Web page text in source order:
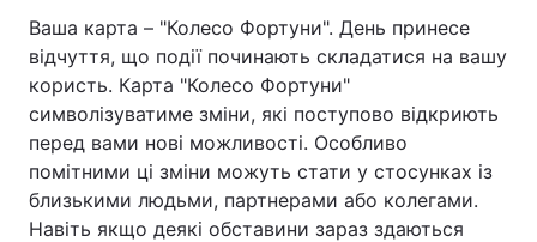
Ваша карта – "Колесо Фортуни". День принесе
відчуття, що події починають складатися на вашу
користь. Карта "Колесо Фортуни"
символізуватиме зміни, які поступово відкриють
перед вами нові можливості. Особливо
помітними ці зміни можуть стати у стосунках із
близькими людьми, партнерами або колегами.
Навіть якщо деякі обставини зараз здаються